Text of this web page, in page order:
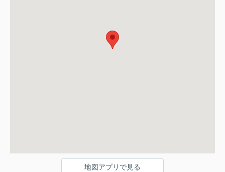
地図アプリで見る